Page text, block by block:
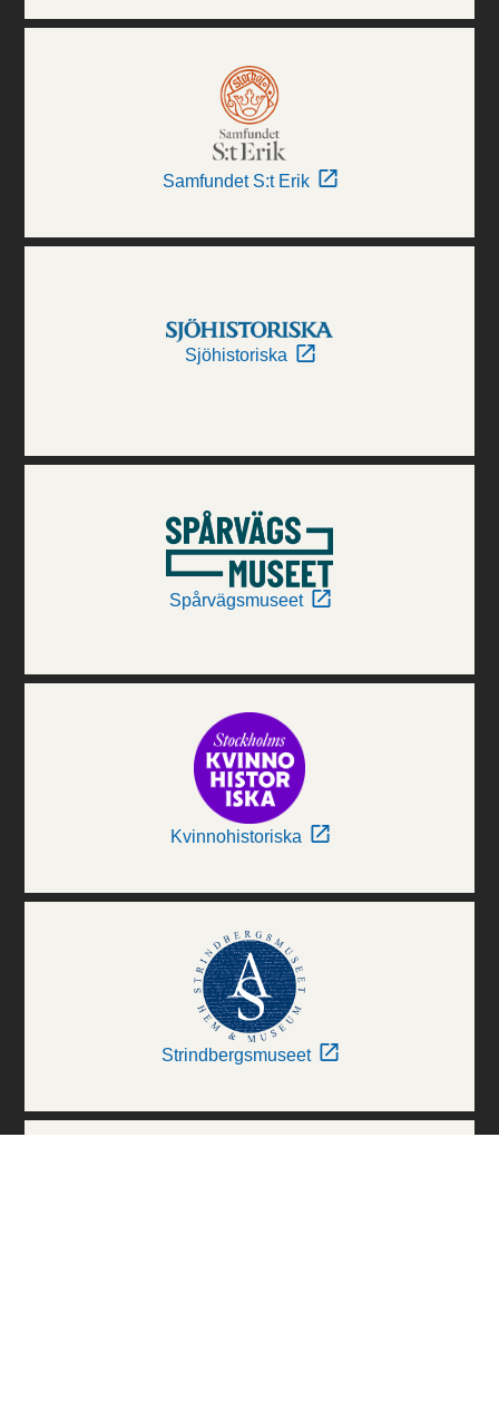
Samfundet S:t Erik
Sjöhistoriska
Spårvägsmuseet
Kvinnohistoriska
Strindbergsmuseet